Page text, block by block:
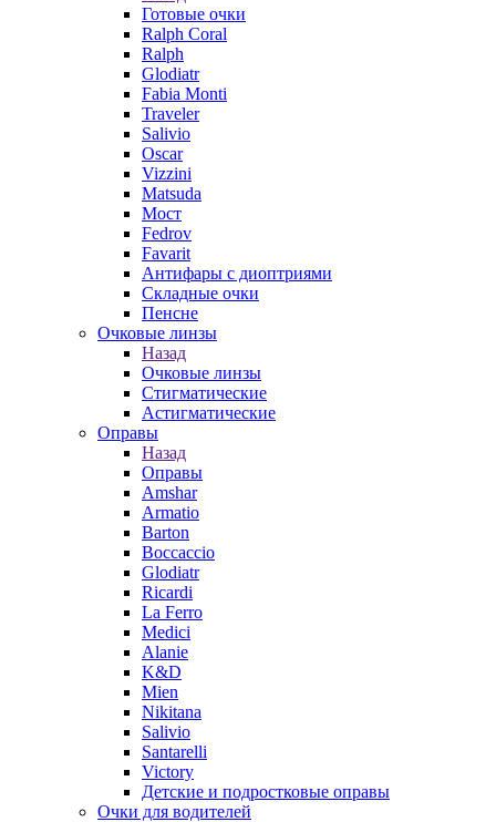
Готовые очки
Ralph Coral
Ralph
Glodiatr
Fabia Monti
Traveler
Salivio
Oscar
Vizzini
Matsuda
Мост
Fedrov
Favarit
Антифары с диоптриями
Складные очки
Пенсне
Очковые линзы
Назад
Очковые линзы
Стигматические
Астигматические
Оправы
Назад
Оправы
Amshar
Armatio
Barton
Boccaccio
Glodiatr
Ricardi
La Ferro
Medici
Alanie
K&D
Mien
Nikitana
Salivio
Santarelli
Victory
Детские и подростковые оправы
Очки для водителей